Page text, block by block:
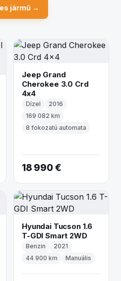
jármű →
Jeep Grand
Cherokee 3.0 Crd
4x4
Dízel
2016
169 082 km
8 fokozatú automata
18 990 €
Hyundai Tucson 1.6
T-GDI Smart 2WD
Benzin
2021
44 900 km
Manuális